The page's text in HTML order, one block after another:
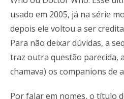
usado em 2005, já na série
depois ele voltou a ser
Para não deixar dúvidas, a
traz outra questão parecida,
chamava) os companions de
Por falar em nomes, o título